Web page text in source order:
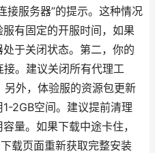
接服务器”的提示。这种情况
有固定的开服时间，如果
于关闭状态。第二，你的
。建议关闭所有代理工
外，体验服的资源包更新
2GB空间。建议提前清理
量。如果下载中途卡住，
载页面重新获取完整安装